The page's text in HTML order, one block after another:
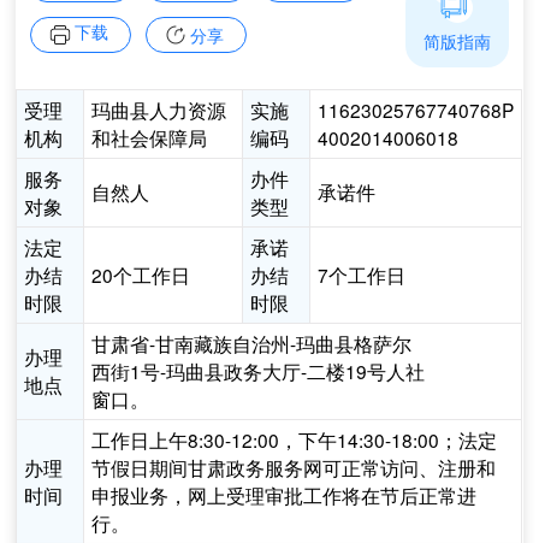
下载 分享
受理
机构
玛曲县人力资源
和社会保障局
实施
编码
11623025767740768P
4002014006018
服务
对象
自然人
办件
类型
承诺件
法定
办结
时限
20个工作日
承诺
办结
时限
7个工作日
办理
地点
甘肃省-甘南藏族自治州-玛曲县格萨尔
西街1号-玛曲县政务大厅-二楼19号人社
窗口。
办理
时间
工作日上午8:30-12:00，下午14:30-18:00；法定
节假日期间甘肃政务服务网可正常访问、注册和
申报业务，网上受理审批工作将在节后正常进
行。
简版指南